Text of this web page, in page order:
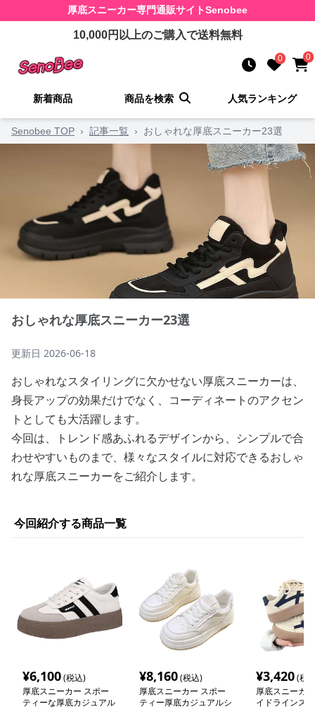
厚底スニーカー専門通販サイトSenobee
10,000円以上のご購入で送料無料
0 0
新着商品 商品を検索 人気ランキング
Senobee TOP › 記事一覧 › おしゃれな厚底スニーカー23選
おしゃれな厚底スニーカー23選
更新日 2026-06-18
おしゃれなスタイリングに欠かせない厚底スニーカーは、
身長アップの効果だけでなく、コーディネートのアクセン
トとしても大活躍します。
今回は、トレンド感あふれるデザインから、シンプルで合
わせやすいものまで、様々なスタイルに対応できるおしゃ
れな厚底スニーカーをご紹介します。
今回紹介する商品一覧
¥6,100(税込)
厚底スニーカー スポー
ティーな厚底カジュアル
¥8,160(税込)
厚底スニーカー スポー
ティー厚底カジュアルシ
¥3,420(税
厚底スニーカ
イドラインス